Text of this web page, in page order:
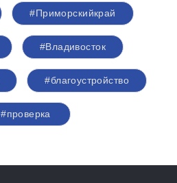
#Приморскийкрай
#Владивосток
#благоустройство
#проверка